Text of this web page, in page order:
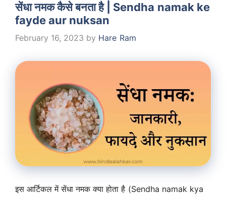
सेंधा नमक कैसे बनता है | Sendha namak ke
fayde aur nuksan
February 16, 2023 by Hare Ram
इस आर्टिकल में सेंधा नमक क्या होता है (Sendha namak kya